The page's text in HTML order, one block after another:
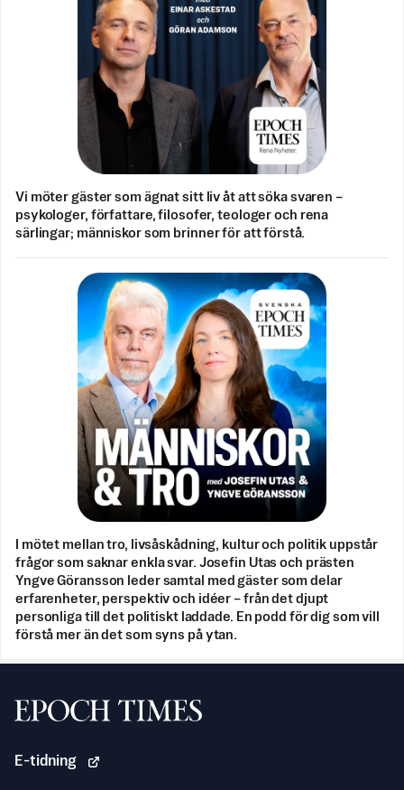
Vi möter gäster som ägnat sitt liv åt att söka svaren –
psykologer, författare, filosofer, teologer och rena
särlingar; människor som brinner för att förstå.
I mötet mellan tro, livsåskådning, kultur och politik uppstår
frågor som saknar enkla svar. Josefin Utas och prästen
Yngve Göransson leder samtal med gäster som delar
erfarenheter, perspektiv och idéer – från det djupt
personliga till det politiskt laddade. En podd för dig som vill
förstå mer än det som syns på ytan.
Svenska Epoch Times
E-tidning